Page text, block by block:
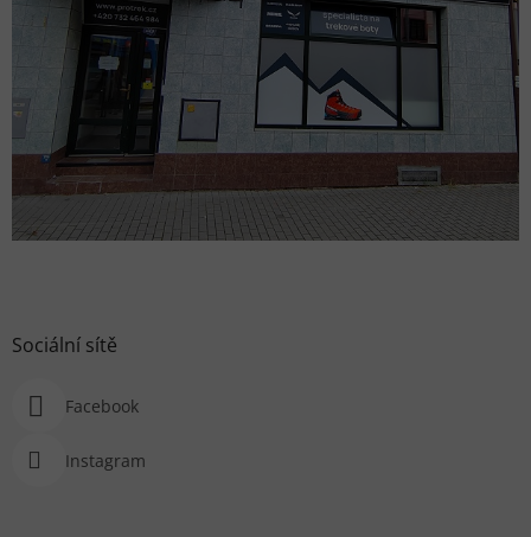
Sociální sítě
Facebook
Instagram